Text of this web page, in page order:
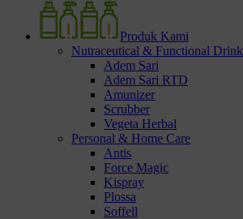
Produk Kami
Nutraceutical & Functional Drink
Adem Sari
Adem Sari RTD
Amunizer
Scrubber
Vegeta Herbal
Personal & Home Care
Antis
Force Magic
Kispray
Plossa
Soffell